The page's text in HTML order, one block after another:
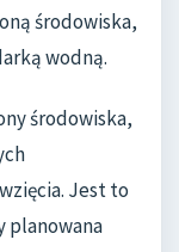
środowiska,
wodną.
środowiska,
Jest to
planowana